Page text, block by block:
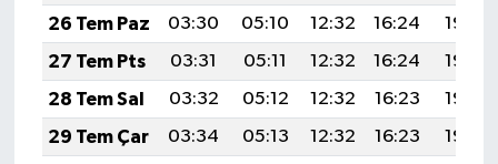
26 Tem Paz
03:30 05:10 12:32 16:24
19:44
27 Tem Pts
03:31 05:11 12:32 16:24
19:43
28 Tem Sal
03:32 05:12 12:32 16:23
19:42
29 Tem Çar
03:34 05:13 12:32 16:23
19:42